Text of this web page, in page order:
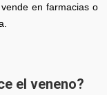
en farmacias o
el veneno?